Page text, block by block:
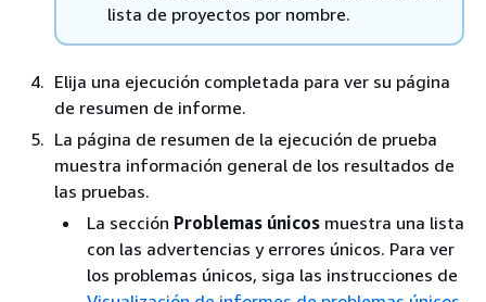
lista de proyectos por nombre.
Elija una ejecución completada para ver su página
de resumen de informe.
La página de resumen de la ejecución de prueba
muestra información general de los resultados de
las pruebas.
La sección Problemas únicos muestra una lista
con las advertencias y errores únicos. Para ver
los problemas únicos, siga las instrucciones de